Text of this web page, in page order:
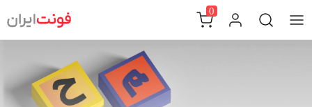
to
content
0